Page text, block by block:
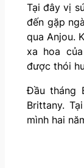
Tại đây vị
đến gặp
qua Anjou.
xa hoa
được thói
Đầu tháng
Brittany.
mình hai